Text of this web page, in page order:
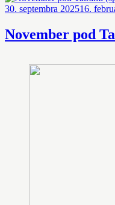
30. septembra 202516.
November pod